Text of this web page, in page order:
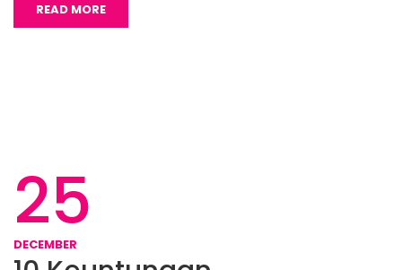
READ MORE
25
DECEMBER